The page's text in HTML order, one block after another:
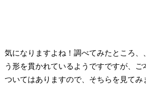
気になりますよね！調べてみたところ、、
う 形を貫かれているようですですが、ご
ついてはありますので、 そちらを見てみ